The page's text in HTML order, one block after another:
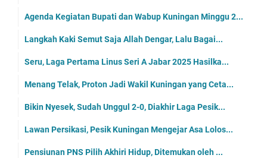
Agenda Kegiatan Bupati dan Wabup Kuningan Minggu 2...
Langkah Kaki Semut Saja Allah Dengar, Lalu Bagai...
Seru, Laga Pertama Linus Seri A Jabar 2025 Hasilka...
Menang Telak, Proton Jadi Wakil Kuningan yang Ceta...
Bikin Nyesek, Sudah Unggul 2-0, Diakhir Laga Pesik...
Lawan Persikasi, Pesik Kuningan Mengejar Asa Lolos...
Pensiunan PNS Pilih Akhiri Hidup, Ditemukan oleh ...